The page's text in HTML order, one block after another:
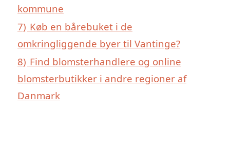
kommune
7) Køb en bårebuket i de
omkringliggende byer til Vantinge?
8) Find blomsterhandlere og online
blomsterbutikker i andre regioner af
Danmark